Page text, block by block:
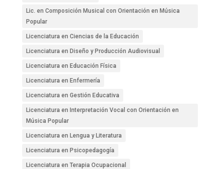
Lic. en Composición Musical con Orientación en Música
Popular
Licenciatura en Ciencias de la Educación
Licenciatura en Diseño y Producción Audiovisual
Licenciatura en Educación Física
Licenciatura en Enfermería
Licenciatura en Gestión Educativa
Licenciatura en Interpretación Vocal con Orientación en
Música Popular
Licenciatura en Lengua y Literatura
Licenciatura en Psicopedagogía
Licenciatura en Terapia Ocupacional